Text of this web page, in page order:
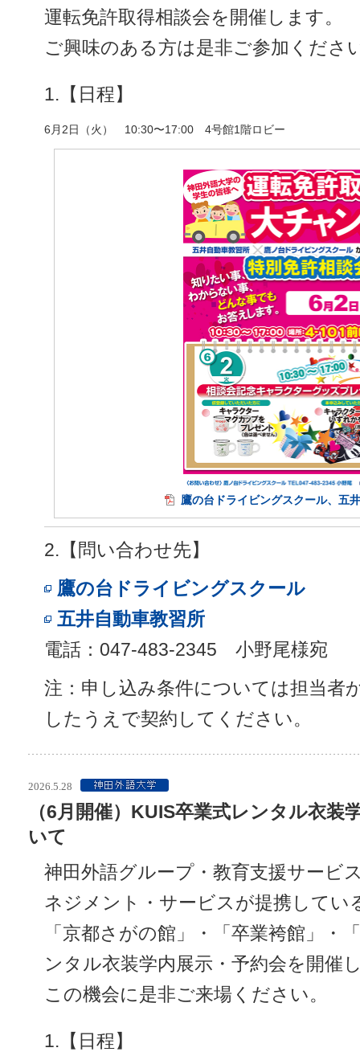
運転免許取得相談会を開催します。
ご興味のある方は是非ご参加くださ
1.【日程】
6月2日（火） 10:30〜17:00 4号館1階ロビー
鷹の台ドライビングスクール、五
2.【問い合わせ先】
鷹の台ドライビングスクール
五井自動車教習所
電話：047-483-2345 小野尾様宛
注：申し込み条件については担当者
したうえで契約してください。
2026.5.28
（6月開催）KUIS卒業式レンタル衣装
いて
神田外語グループ・教育支援サービ
ネジメント・サービスが提携してい
「京都さがの館」・「卒業袴館」・
ンタル衣装学内展示・予約会を開催
この機会に是非ご来場ください。
1.【日程】